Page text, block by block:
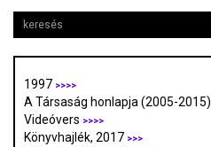
1997 >>>>
A Társaság honlapja (2005-2015)
Videóvers >>>>
Könyvhajlék, 2017 >>>